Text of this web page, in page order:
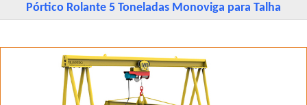
Pórtico Rolante 5 Toneladas Monoviga para Talha